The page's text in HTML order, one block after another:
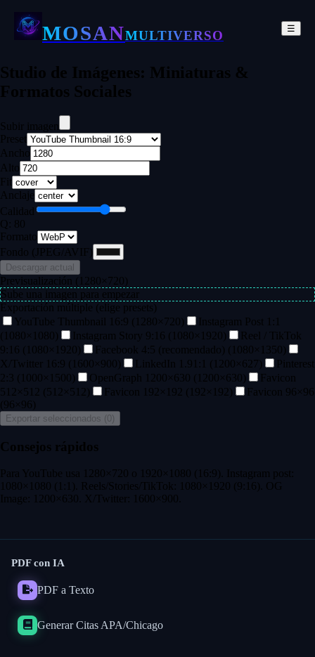
MOSANMULTIVERSO ☰
Studio de Imágenes: Miniaturas &
Formatos Sociales
Subir imagen
Preset
Ancho
Alto
Fit
Anclaje
Calidad
Q: 80
Formato
Fondo (JPEG/AVIF)
Descargar actual
Previsualización ( 1280 × 720 )
Sube una imagen para empezar
Exportación múltiple (elige presets)
YouTube Thumbnail 16:9 ( 1280 × 720 )
Instagram Post 1:1
( 1080 × 1080 ) Instagram Story 9:16 ( 1080 × 1920 )
Reel / TikTok
9:16 ( 1080 × 1920 ) Facebook 4:5 (recomendado) ( 1080 × 1350 )
X/Twitter 16:9 ( 1600 × 900 ) LinkedIn 1.91:1 ( 1200 × 627 )
Pinterest
2:3 ( 1000 × 1500 ) OpenGraph 1200×630 ( 1200 × 630 )
Favicon
512×512 ( 512 × 512 ) Favicon 192×192 ( 192 × 192 )
Favicon 96×96
(96 × 96 )
Exportar seleccionados ( 0 )
Consejos rápidos
Para YouTube usa 1280×720 o 1920×1080 (16:9). Instagram post:
1080×1080 (1:1). Reels/Stories/TikTok: 1080×1920 (9:16). OG
Image: 1200×630. X/Twitter: 1600×900.
PDF con IA
PDF a Texto
Generar Citas APA/Chicago